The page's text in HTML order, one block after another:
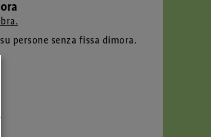
persone senza fissa dimora.